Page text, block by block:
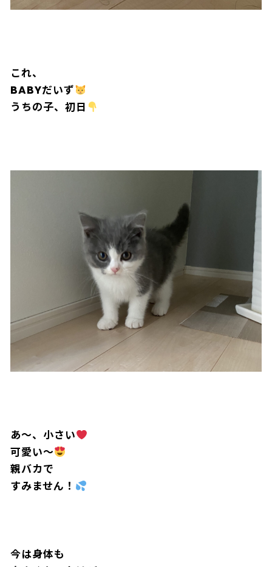
これ、
BABYだいず
うちの子、初日
あ〜、小さい
可愛い〜
親バカで
すみません！
今は身体も